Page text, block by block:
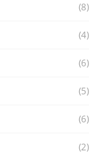
(8)
(4)
(6)
(5)
(6)
(2)